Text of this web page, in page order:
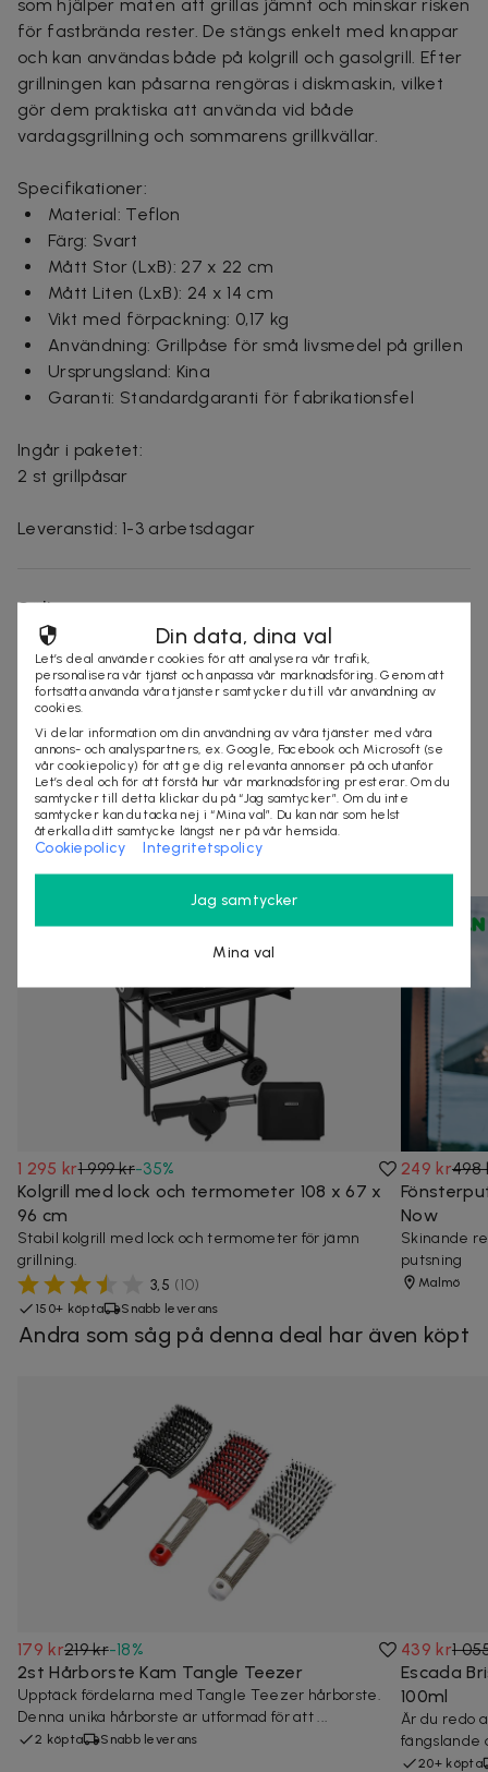
som hjälper maten att grillas jämnt och minskar risken
för fastbrända rester. De stängs enkelt med knappar
och kan användas både på kolgrill och gasolgrill. Efter
grillningen kan påsarna rengöras i diskmaskin, vilket
gör dem praktiska att använda vid både
vardagsgrillning och sommarens grillkvällar.
Specifikationer:
Material: Teflon
Färg: Svart
Mått Stor (LxB): 27 x 22 cm
Mått Liten (LxB): 24 x 14 cm
Vikt med förpackning: 0,17 kg
Användning: Grillpåse för små livsmedel på grillen
Ursprungsland: Kina
Garanti: Standardgaranti för fabrikationsfel
Ingår i paketet:
2 st grillpåsar
Leveranstid: 1-3 arbetsdagar
Säljes av
Nordmagasinet.com
Organisationsnummer :556905-5238
KÖP
Andra som kollat på dealen ovan tittar även
på
1 295 kr1 999 kr-35%
Kolgrill med lock och termometer 108 x 67 x
96 cm
Stabil kolgrill med lock och termometer för jämn
grillning.
3,5 (10)
150+ köpta Snabb leverans
249 kr498
Now
Skinande
putsning
Malmö
Andra som såg på denna deal har även köpt
179 kr219 kr-18%
2st Hårborste Kam Tangle Teezer
Upptäck fördelarna med Tangle Teezer hårborste.
Denna unika hårborste är utformad för att ...
2 köpta Snabb leverans
439 kr1
Escada
100ml
Är du redo
fängslande
20+ köpta
Din data, dina val
Let’s deal använder cookies för att analysera vår trafik,
personalisera vår tjänst och anpassa vår marknadsföring. Genom att
fortsätta använda våra tjänster samtycker du till vår användning av
cookies.
Vi delar information om din användning av våra tjänster med våra
annons- och analyspartners, ex. Google, Facebook och Microsoft (se
vår cookiepolicy) för att ge dig relevanta annonser på och utanför
Let’s deal och för att förstå hur vår marknadsföring presterar. Om du
samtycker till detta klickar du på “Jag samtycker”. Om du inte
samtycker kan du tacka nej i “Mina val”. Du kan när som helst
återkalla ditt samtycke längst ner på vår hemsida.
Cookiepolicy Integritetspolicy
Jag samtycker
Mina val